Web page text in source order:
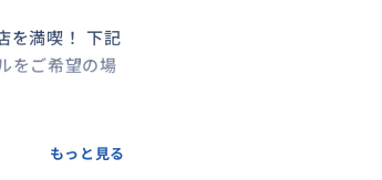
を満喫！ 下記
をご希望の場
もっと見る